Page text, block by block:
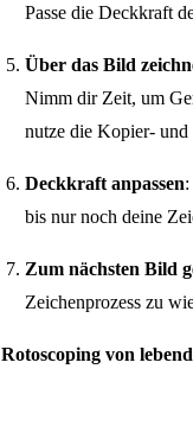
Passe die Deckkraft
Über das Bild
Nimm dir Zeit, um
nutze die Kopier-
Deckkraft anpassen
bis nur noch deine
Zum nächsten Bild
Zeichenprozess zu
Rotoscoping von